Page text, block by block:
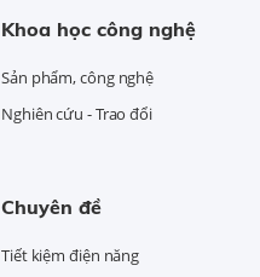
Khoa học công nghệ
Sản phẩm, công nghệ
Nghiên cứu - Trao đổi
Chuyên đề
Tiết kiệm điện năng